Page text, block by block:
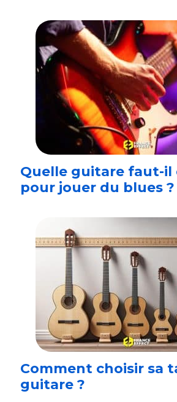
Quelle guitare faut-il
pour jouer du blues ?
Comment choisir sa
guitare ?